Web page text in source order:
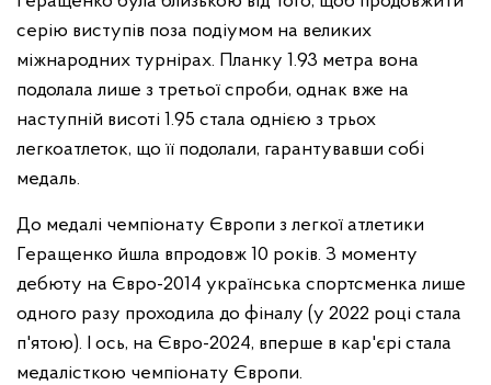
серію виступів поза подіумом на великих
міжнародних турнірах. Планку 1.93 метра вона
подолала лише з третьої спроби, однак вже на
наступній висоті 1.95 стала однією з трьох
легкоатлеток, що її подолали, гарантувавши собі
медаль.
До медалі чемпіонату Європи з легкої атлетики
Геращенко йшла впродовж 10 років. З моменту
дебюту на Євро-2014 українська спортсменка лише
одного разу проходила до фіналу (у 2022 році стала
п'ятою). І ось, на Євро-2024, вперше в кар'єрі стала
медалісткою чемпіонату Європи.